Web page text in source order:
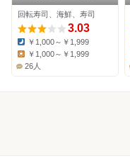
回転寿司、海鮮、寿司
3.03
Dinner:
￥1,000～￥1,999
Lunch:
￥1,000～￥1,999
26人